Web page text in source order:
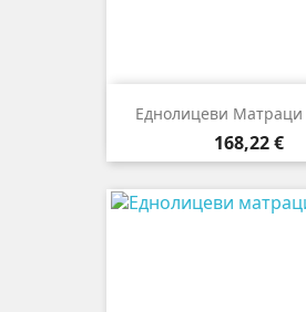
Еднолицеви Матраци
Цена
168,22 €